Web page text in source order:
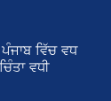
ਪੰਜਾਬ ਵਿੱਚ ਵਧ
ਵਧੀ